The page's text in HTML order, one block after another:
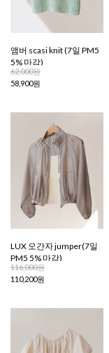
앰버 scasi knit (7일 PM5
5% 마감)
62,000원
58,900원
LUX 오간자 jumper(7일
PM5 5% 마감)
116,000원
110,200원